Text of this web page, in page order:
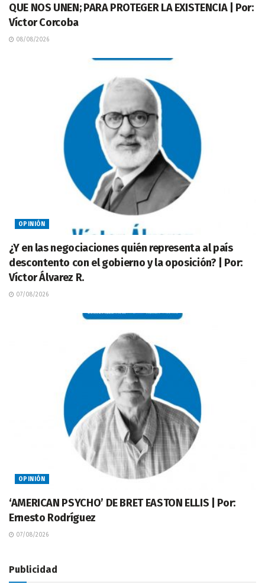
QUE NOS UNEN; PARA PROTEGER LA EXISTENCIA | Por:
Víctor Corcoba
08/08/2026
OPINIÓN
¿Y en las negociaciones quién representa al país
descontento con el gobierno y la oposición? | Por:
Víctor Álvarez R.
07/08/2026
OPINIÓN
‘AMERICAN PSYCHO’ DE BRET EASTON ELLIS | Por:
Ernesto Rodríguez
07/08/2026
Publicidad